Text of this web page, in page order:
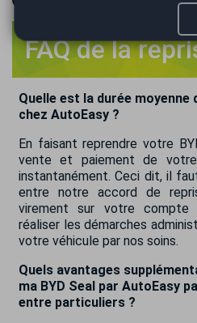
FAQ de la
Quelle est la durée
chez AutoEasy ?
En faisant reprendre votre
vente et paiement de
instantanément. Ceci dit, il
entre notre accord de
virement sur votre compte
réaliser les démarches
votre véhicule par nos soins.
Quels avantages
ma BYD Seal par AutoEasy
entre particuliers ?